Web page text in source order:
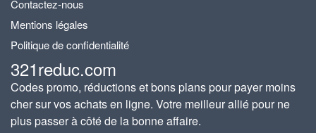
Contactez-nous
Mentions légales
Politique de confidentialité
321reduc.com
Codes promo, réductions et bons plans pour payer moins
cher sur vos achats en ligne. Votre meilleur allié pour ne
plus passer à côté de la bonne affaire.